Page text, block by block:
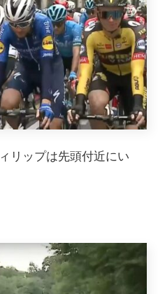
リップは先頭付近にい